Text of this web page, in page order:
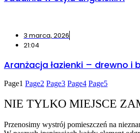
3 marca, 2026
21:04
Aranżacja łazienki – drewno i
Page1 Page2 Page3 Page4 Page5
NIE TYLKO MIEJSCE
Przenosimy wystrój pomieszczeń na